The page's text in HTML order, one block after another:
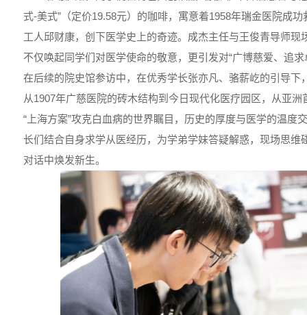
式-美式”（定价19.58元）的咖啡，寓意着1958年瑞金医院成
工人邱财康，创下医学史上的奇迹。成杰主任与王俊青导师现
不仅唤起同学们对医学使命的敬意，更引发对“广博慈爱、追
在后续的院史馆参访中，在优秀学长张亦凡、骆薪屹的引导下
从1907年广慈医院的砖木结构到今日现代化医疗园区，从亚
“上海方案”攻克白血病的世界瞩目，历史的厚度与医学的温度
长们结合自身求学从医经历，为学弟学妹答疑解惑，现场思维
对话中焕发新生。